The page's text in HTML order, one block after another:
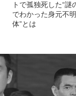
トで孤独死した“
でわかった身元不
体”とは